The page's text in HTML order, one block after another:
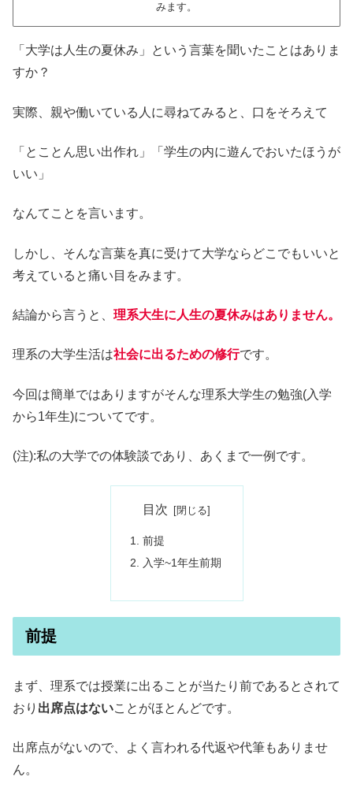
みます。
「大学は人生の夏休み」という言葉を聞いたことはありま
すか？
実際、親や働いている人に尋ねてみると、口をそろえて
「とことん思い出作れ」「学生の内に遊んでおいたほうが
いい」
なんてことを言います。
しかし、そんな言葉を真に受けて大学ならどこでもいいと
考えていると痛い目をみます。
結論から言うと、 理系大生に人生の夏休みはありません。
理系の大学生活は社会に出るための修行です。
今回は簡単ではありますがそんな理系大学生の勉強(入学
から1年生)についてです。
(注):私の大学での体験談であり、あくまで一例です。
目次
前提
入学~1年生前期
前提
まず、理系では授業に出ることが当たり前であるとされて
おり 出席点はないことがほとんどです。
出席点がないので、よく言われる代返や代筆もありませ
ん。